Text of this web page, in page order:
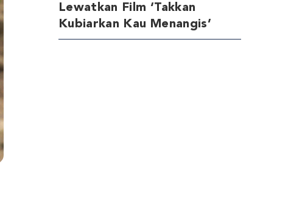
Lewatkan Film ‘Takkan
Kubiarkan Kau Menangis’